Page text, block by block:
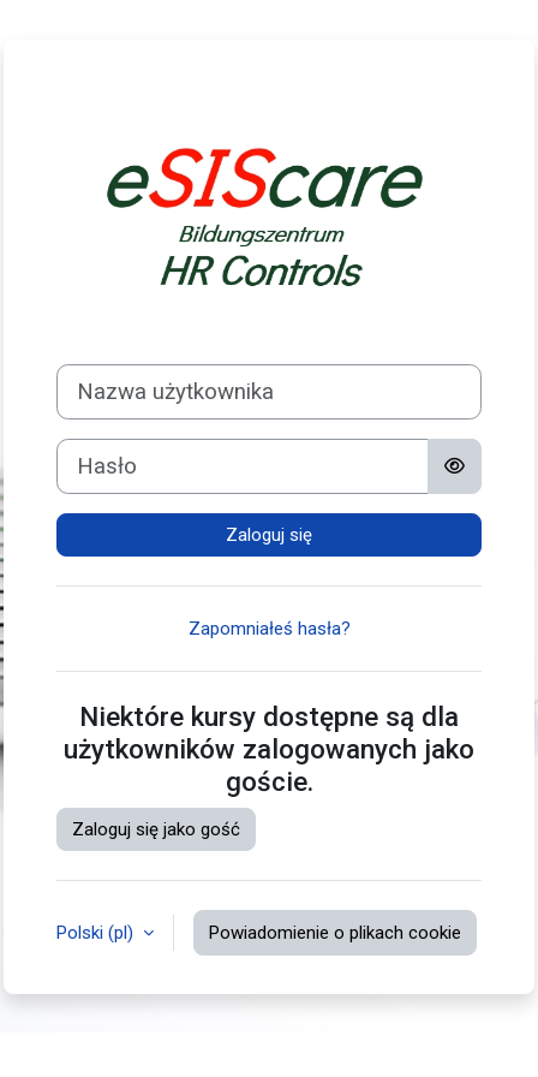
Nazwa użytkownika
Hasło
Zaloguj się
Zapomniałeś hasła?
Niektóre kursy dostępne są dla
użytkowników zalogowanych jako
goście.
Zaloguj się jako gość
Polski ‎(pl)‎ Powiadomienie o plikach cookie